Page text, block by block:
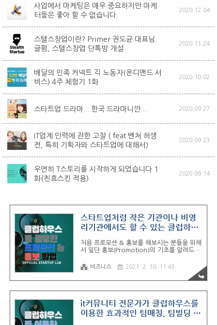
사업에서 마케팅은 매우 중요하지만 마케
터들은 좋아 할 수 없습니다.
2020.12.04
스텔스창업이란? Primer 권도균 대표님
글펌, 스텔스창업 단톡방 개설
2020.11.24
배달의 민족 커넥트 긱 노동자(온디맨드 서
비스) 4주 체험기 1화
2020.10.02
스타트업 드라마....한국 드라마니깐... 2020.09.27
IT업계 인력에 관한 고찰 ( feat 벤처 허생
전, 특히 기획자와 스타트업에 대해서)
2020.09.23
우연히 T스토리를 시작하게 되었습니다 1
화(친효스킨 적용)
2020.09.14
스타트업처럼 작은 기관이나 비영
리기관에서도 할 수 있는 클럽하우
5가지
처음 프로모션 & 홍보를 해보시는 분들을 위해
서 일단 홍보(Promotion)의 기초를 알려드립
가주시기를 바랍니다. 저도 너무 당연한 원론
적인 내용을 안 좋아하고 숏테일 키워드만 가
져가서 원론적인 내용을 컨트롤 C + V 하시는
종의 기준으로 시장을 구분하기 인구통계정보 :
성별, 나이, 자녀여부 등 (필수입니다. 기본 중
에 기본이라서 소홀히 하는 경우가 많으나 저
비즈니스 2021. 2. 10. 11:43
it커뮤니티 전문가가 클럽하우스를
이용한 효과적인 팀매칭, 팀빌딩 및